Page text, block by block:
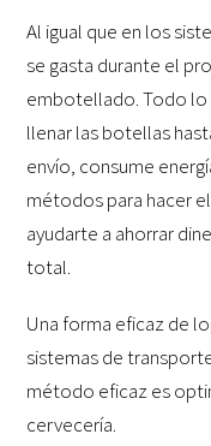
Al igual que en los
se gasta durante el
embotellado. Todo
llenar las botellas
envío, consume
métodos para hacer
ayudarte a ahorrar
total.
Una forma eficaz de
sistemas de
método eficaz es
cervecería.